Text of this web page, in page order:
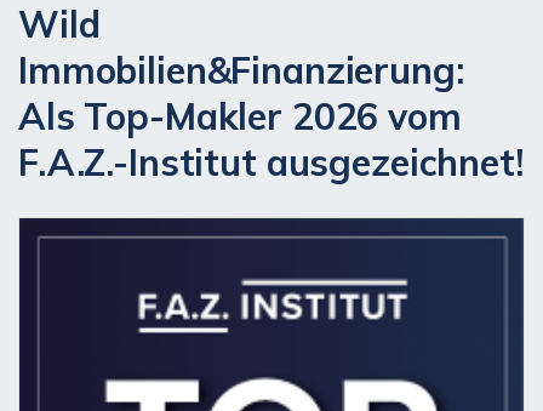
Wild
Immobilien&Finanzierung:
Als Top-Makler 2026 vom
F.A.Z.-Institut ausgezeichnet!